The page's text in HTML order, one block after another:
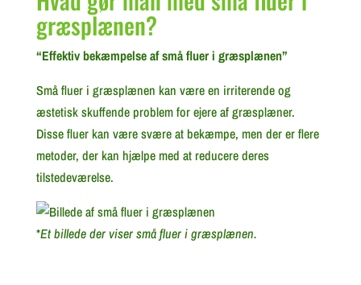
græsplænen?
“Effektiv bekæmpelse af små fluer i græsplænen”
Små fluer i græsplænen kan være en irriterende og
æstetisk skuffende problem for ejere af græsplæner.
Disse fluer kan være svære at bekæmpe, men der er flere
metoder, der kan hjælpe med at reducere deres
tilstedeværelse.
*Et billede der viser små fluer i græsplænen.